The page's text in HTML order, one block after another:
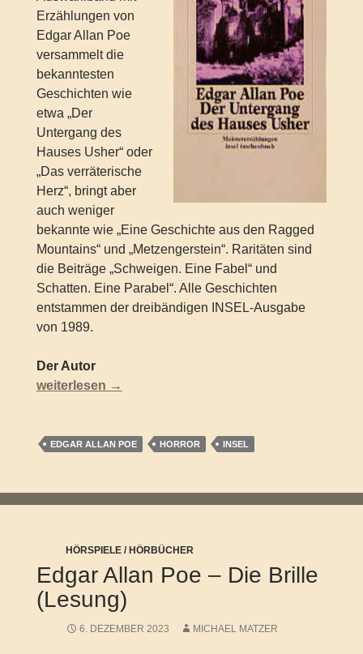
Erzählungen von
Edgar Allan Poe
versammelt die
bekanntesten
Geschichten wie
etwa „Der
Untergang des
Hauses Usher“ oder
„Das verräterische
Herz“, bringt aber
auch weniger
bekannte wie „Eine Geschichte aus den Ragged
Mountains“ und „Metzengerstein“. Raritäten sind
die Beiträge „Schweigen. Eine Fabel“ und
Schatten. Eine Parabel“. Alle Geschichten
entstammen der dreibändigen INSEL-Ausgabe
von 1989.
Der Autor
Edgar Allan Poe – Der Fall des Hauses Usher.
weiterlesen →
EDGAR ALLAN POE HORROR INSEL
HÖRSPIELE / HÖRBÜCHER
Edgar Allan Poe – Die Brille
(Lesung)
6. DEZEMBER 2023 MICHAEL MATZER